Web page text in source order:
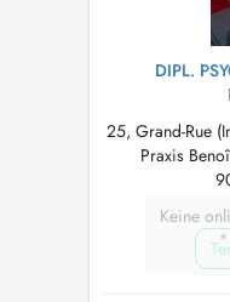
DIPL.
25, Grand-Rue
Praxis
Keine